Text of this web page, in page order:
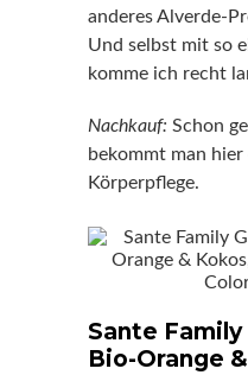
anderes Alverde-
Und selbst mit so
komme ich recht
Nachkauf: Schon
bekommt man hier
Körperpflege.
Sante Family
Bio-Orange